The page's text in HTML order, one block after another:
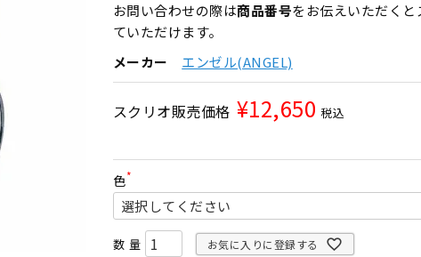
お問い合わせの際は商品番号をお伝えいただく
ていただけます。
メーカー
エンゼル(ANGEL)
スクリオ販売価格 ¥12,650 税込
色
(
必
須
お気に入りに登録する